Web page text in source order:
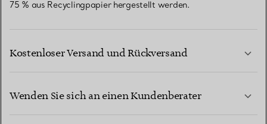
75 % aus Recyclingpapier hergestellt werden.
Kostenloser Versand und Rückversand
Wenden Sie sich an einen Kundenberater